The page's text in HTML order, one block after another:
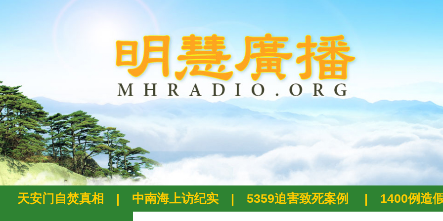
天安门自焚真相 | 中南海上访纪实 | 5359迫害致死案例 | 1400例造